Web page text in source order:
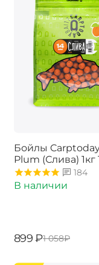
Бойлы
Plum (Слива)
184
В наличии
‍899‍ ₽‍1 058‍₽